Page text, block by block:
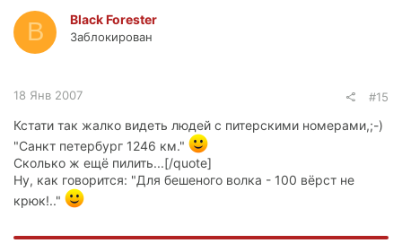
B Black Forester
Заблокирован
18 Янв 2007 #15
Кстати так жалко видеть людей с питерскими номерами,;-)
"Санкт петербург 1246 км."
Сколько ж ещё пилить...[/quote]
Ну, как говорится: "Для бешеного волка - 100 вёрст не
крюк!.."